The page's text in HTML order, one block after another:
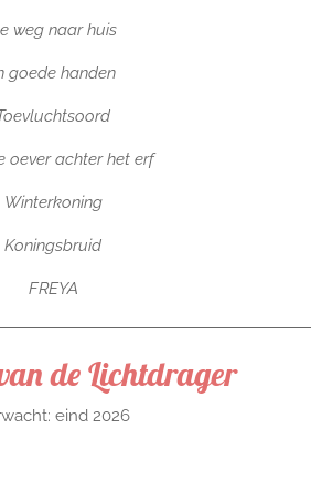
weg naar huis
goede handen
oever achter het erf
Winterkoning
Koningsbruid
FREYA
de Lichtdrager
eind 2026